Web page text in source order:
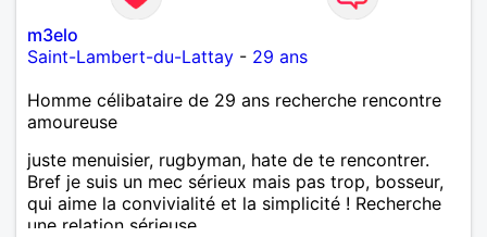
m3elo
Saint-Lambert-du-Lattay - 29 ans
Homme célibataire de 29 ans recherche rencontre
amoureuse
juste menuisier, rugbyman, hate de te rencontrer.
Bref je suis un mec sérieux mais pas trop, bosseur,
qui aime la convivialité et la simplicité ! Recherche
une relation sérieuse.